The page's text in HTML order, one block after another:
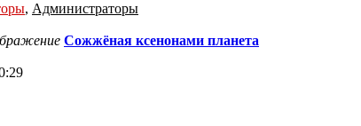
, Администраторы
Сожжёная ксенонами планета